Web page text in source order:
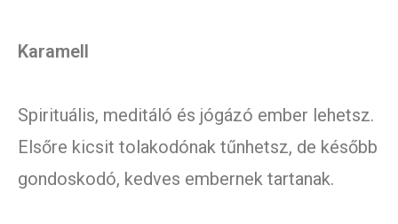
Karamell
Spirituális, meditáló és jógázó ember lehetsz.
Elsőre kicsit tolakodónak tűnhetsz, de később
gondoskodó, kedves embernek tartanak.